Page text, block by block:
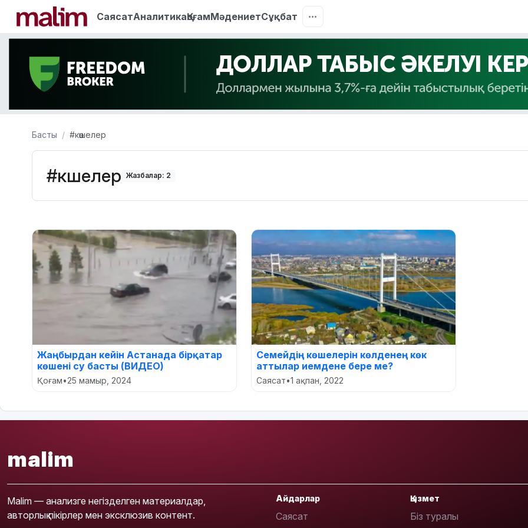
СаясатАналитикаҚоғамМәдениетСұқбат
Басты #көшелер
#көшелер Жазбалар: 2
Жаңбырдан кейін Астанада бірқатар
көшені су басты (ВИДЕО)
Қоғам•25 мамыр, 2024
Семейдің көшелерін көлденең көк
аттылар иемдене бере ме?
Саясат•1 ақпан, 2022
malim
Malim — анализге негізделген материалдар,
авторлық пікірлер мен эксклюзив контент.
Айдарлар
Саясат
Қызмет
Біз туралы